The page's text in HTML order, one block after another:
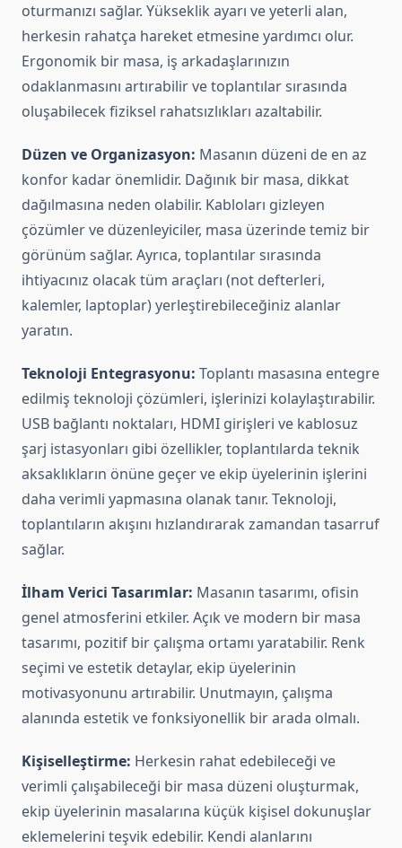
oturmanızı sağlar. Yükseklik ayarı ve yeterli alan,
herkesin rahatça hareket etmesine yardımcı olur.
Ergonomik bir masa, iş arkadaşlarınızın
odaklanmasını artırabilir ve toplantılar sırasında
oluşabilecek fiziksel rahatsızlıkları azaltabilir.
Düzen ve Organizasyon: Masanın düzeni de en az
konfor kadar önemlidir. Dağınık bir masa, dikkat
dağılmasına neden olabilir. Kabloları gizleyen
çözümler ve düzenleyiciler, masa üzerinde temiz bir
görünüm sağlar. Ayrıca, toplantılar sırasında
ihtiyacınız olacak tüm araçları (not defterleri,
kalemler, laptoplar) yerleştirebileceğiniz alanlar
yaratın.
Teknoloji Entegrasyonu: Toplantı masasına entegre
edilmiş teknoloji çözümleri, işlerinizi kolaylaştırabilir.
USB bağlantı noktaları, HDMI girişleri ve kablosuz
şarj istasyonları gibi özellikler, toplantılarda teknik
aksaklıkların önüne geçer ve ekip üyelerinin işlerini
daha verimli yapmasına olanak tanır. Teknoloji,
toplantıların akışını hızlandırarak zamandan tasarruf
sağlar.
İlham Verici Tasarımlar: Masanın tasarımı, ofisin
genel atmosferini etkiler. Açık ve modern bir masa
tasarımı, pozitif bir çalışma ortamı yaratabilir. Renk
seçimi ve estetik detaylar, ekip üyelerinin
motivasyonunu artırabilir. Unutmayın, çalışma
alanında estetik ve fonksiyonellik bir arada olmalı.
Kişiselleştirme: Herkesin rahat edebileceği ve
verimli çalışabileceği bir masa düzeni oluşturmak,
ekip üyelerinin masalarına küçük kişisel dokunuşlar
eklemelerini teşvik edebilir. Kendi alanlarını